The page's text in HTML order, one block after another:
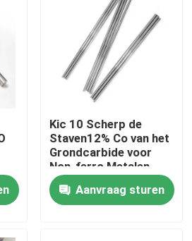
Kic 10 Scherp de
Staven12% Co van het
Grondcarbide voor
Non-ferro Metalen
Aanvraag sturen